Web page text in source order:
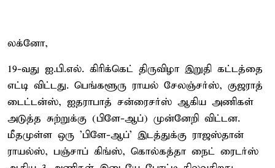
லக்னோ,
19-வது ஐ.பி.எல். கிரிக்கெட் திருவிழா இறுதி கட்டத்தை
எட்டி விட்டது. பெங்களூரு ராயல் சேலஞ்சர்ஸ், குஜராத்
டைட்டன்ஸ், ஐதராபாத் சன்ரைசர்ஸ் ஆகிய அணிகள்
அடுத்த சுற்றுக்கு (பிளே-ஆப்) முன்னேறி விட்டன.
மீதமுள்ள ஒரு 'பிளே-ஆப்' இடத்துக்கு ராஜஸ்தான்
ராயல்ஸ், பஞ்சாப் கிங்ஸ், கொல்கத்தா நைட் ரைடர்ஸ்